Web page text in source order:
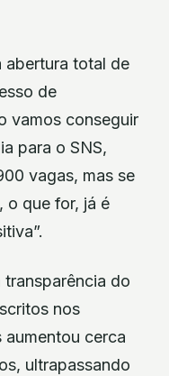
abertura total de
de
vamos conseguir
para o SNS,
vagas, mas se
o que for, já é
do
nos
cerca
ultrapassando